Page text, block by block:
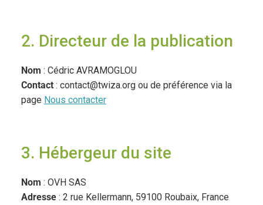
2. Directeur de la publication
Nom : Cédric AVRAMOGLOU
Contact: contact@twiza.org ou de préférence via la
page Nous contacter
3. Hébergeur du site
Nom : OVH SAS
Adresse: 2 rue Kellermann, 59100 Roubaix, France